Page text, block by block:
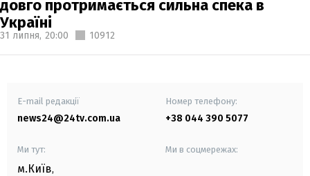
довго протримається сильна спека в
Україні
31 липня, 20:00 10912
E-mail редакції
news24@24tv.com.ua
Номер телефону:
+38 044 390 5077
Ми тут:
м.Київ,
Ми в соцмережах: